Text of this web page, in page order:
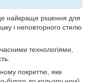
найкраще рішення для
і неповторного стилю
технологіями,
покриттю, яке